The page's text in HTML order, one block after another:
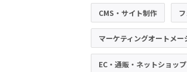
CMS・サイト制作
マーケティングオートメー
EC・通販・ネットショップ